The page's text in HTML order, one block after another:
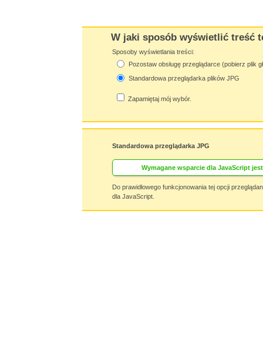
W jaki sposób wyświetlić treść
Sposoby wyświetlania treści:
Pozostaw obsługę przeglądarce (pobierz plik
Standardowa przeglądarka plików JPG
Zapamiętaj mój wybór.
Standardowa przeglądarka JPG
Wymagane wsparcie dla JavaScript
Do prawidłowego funkcjonowania tej opcji
dla JavaScript.